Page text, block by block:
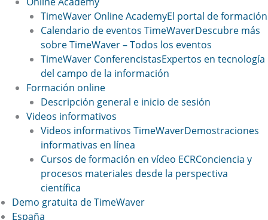
TimeWaver Online AcademyEl portal de formación
Calendario de eventos TimeWaverDescubre más
sobre TimeWaver – Todos los eventos
TimeWaver ConferencistasExpertos en tecnología
del campo de la información
Formación online
Descripción general e inicio de sesión
Videos informativos
Videos informativos TimeWaverDemostraciones
informativas en línea
Cursos de formación en vídeo ECRConciencia y
procesos materiales desde la perspectiva
científica
Demo gratuita de TimeWaver
España